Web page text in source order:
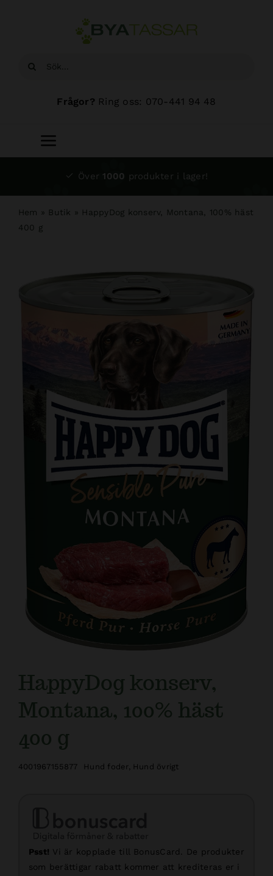
Sök
Frågor? Ring oss: 070-441 94 48
Toggle
Navigation
Hundsalong
Över 1000 produkter i lager!
Hem » Butik » HappyDog konserv, Montana, 100% häst
400 g
HappyDog konserv,
Montana, 100% häst
400 g
4001967155877 Hund foder Hund övrigt
Psst! Vi är kopplade till BonusCard. De produkter
som berättigar rabatt kommer att krediteras er i